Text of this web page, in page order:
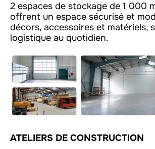
2 espaces de stockage de 1 000
offrent un espace sécurisé et
décors, accessoires et matériels,
logistique au quotidien.
ATELIERS DE CONSTRUCTION